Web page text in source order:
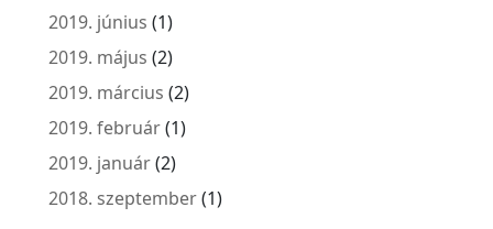
2019. június (1)
2019. május (2)
2019. március (2)
2019. február(1)
2019. január(2)
2018. szeptember(1)